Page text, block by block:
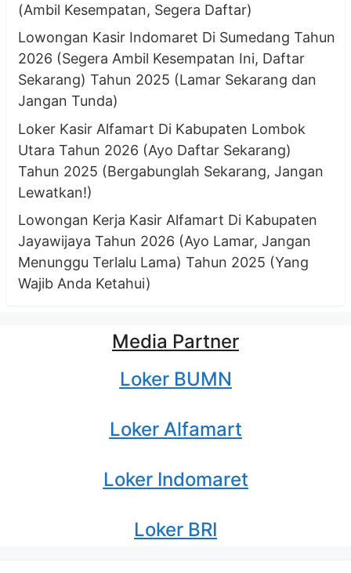
(Ambil Kesempatan, Segera Daftar)
Lowongan Kasir Indomaret Di Sumedang Tahun
2026 (Segera Ambil Kesempatan Ini, Daftar
Sekarang) Tahun 2025 (Lamar Sekarang dan
Jangan Tunda)
Loker Kasir Alfamart Di Kabupaten Lombok
Utara Tahun 2026 (Ayo Daftar Sekarang)
Tahun 2025 (Bergabunglah Sekarang, Jangan
Lewatkan!)
Lowongan Kerja Kasir Alfamart Di Kabupaten
Jayawijaya Tahun 2026 (Ayo Lamar, Jangan
Menunggu Terlalu Lama) Tahun 2025 (Yang
Wajib Anda Ketahui)
Media Partner
Loker BUMN
Loker Alfamart
Loker Indomaret
Loker BRI